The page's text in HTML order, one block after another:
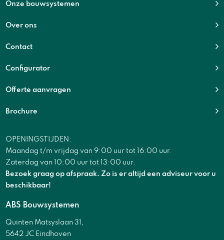
Onze bouwsystemen
Over ons
Contact
Configurator
Offerte aanvragen
Brochure
OPENINGSTIJDEN:
Maandag t/m vrijdag van 9:00 uur tot 16:00 uur.
Zaterdag van 10:00 uur tot 13:00 uur.
Bezoek graag op afspraak. Zo is er altijd een adviseur voor u
beschikbaar!
ABS Bouwsystemen
Quinten Matsyslaan 31,
5642 JC Eindhoven